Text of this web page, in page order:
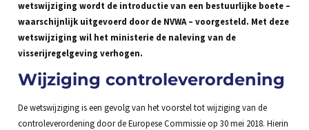
wetswijziging wordt de introductie van een bestuurlijke boete –
waarschijnlijk uitgevoerd door de NVWA – voorgesteld. Met deze
wetswijziging wil het ministerie de naleving van de
visserijregelgeving verhogen.
Wijziging controleverordening
De wetswijziging is een gevolg van het voorstel tot wijziging van de
controleverordening door de Europese Commissie op 30 mei 2018. Hierin